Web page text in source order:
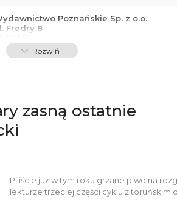
Poznańskie Sp. z o.o.
Fredry 8
Rozwiń
zasną ostatnie
Piliście już w tym roku grzane piwo na
lekturze trzeciej części cyklu z toruńskim